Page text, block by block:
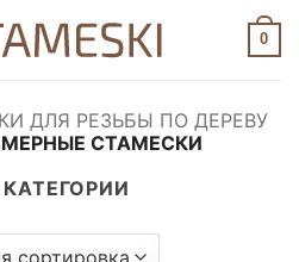
0
ДЛЯ РЕЗЬБЫ ПО ДЕРЕВУ
СТАМЕСКИ
КАТЕГОРИИ